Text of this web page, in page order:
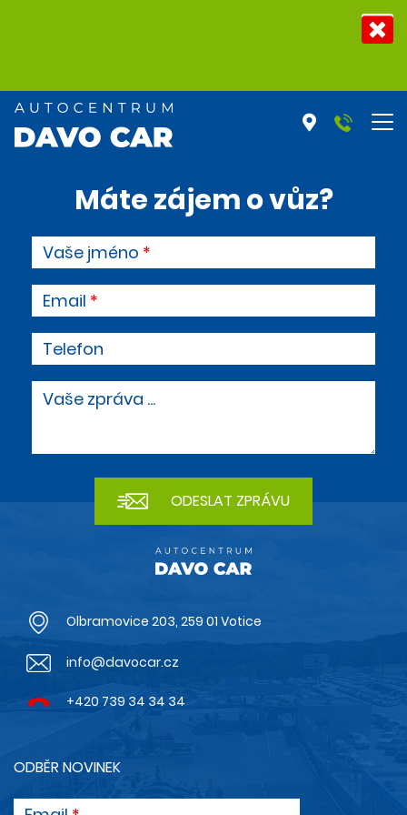
Máte zájem o vůz?
Vaše jméno
Email
Telefon
Vaše zpráva ...
Olbramovice 203, 259 01 Votice
info@davocar.cz
+420 739 34 34 34
ODBĚR NOVINEK